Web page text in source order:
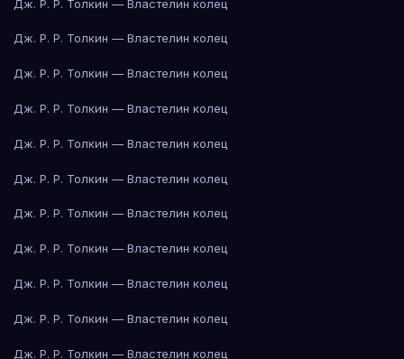
Дж. Р. Р. Толкин — Властелин колец
Дж. Р. Р. Толкин — Властелин колец
Дж. Р. Р. Толкин — Властелин колец
Дж. Р. Р. Толкин — Властелин колец
Дж. Р. Р. Толкин — Властелин колец
Дж. Р. Р. Толкин — Властелин колец
Дж. Р. Р. Толкин — Властелин колец
Дж. Р. Р. Толкин — Властелин колец
Дж. Р. Р. Толкин — Властелин колец
Дж. Р. Р. Толкин — Властелин колец
Дж. Р. Р. Толкин — Властелин колец